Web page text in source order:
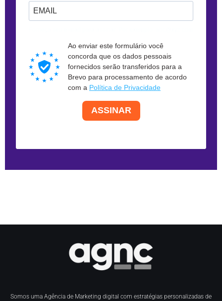
Ao enviar este formulário você
concorda que os dados pessoais
fornecidos serão transferidos para a
Brevo para processamento de acordo
com a Política de Privacidade
ASSINAR
Somos uma Agência de Marketing digital com estratégias personalizadas de